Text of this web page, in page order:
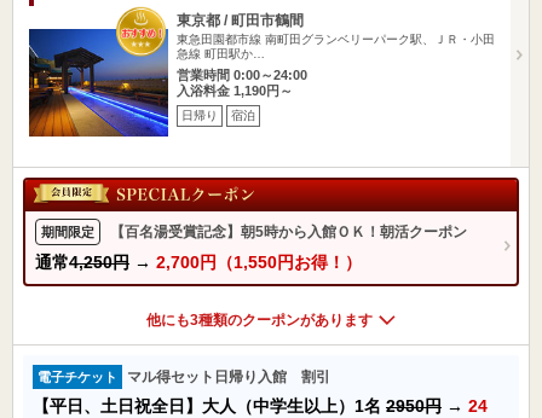
東京都 / 町田市鶴間
東急田園都市線 南町田グランベリーパーク駅、ＪＲ・小田
急線 町田駅か…
営業時間 0:00～24:00
入浴料金 1,190円～
日帰り 宿泊
期間限定 【百名湯受賞記念】朝5時から入館ＯＫ！朝活クーポン
通常4,250円 → 2,700円（1,550円お得！）
他にも3種類のクーポンがあります
電子チケット マル得セット日帰り入館 割引
【平日、土日祝全日】大人（中学生以上）1名 2950円 → 24